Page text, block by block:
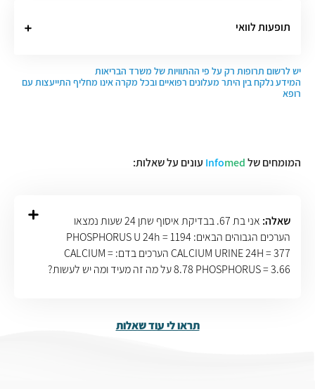
תופעות לוואי
יש לרשום תרופות רק על פי ההתוויות של משרד הבריאות
המידע נלקח בין היתר מעלונים רפואיים ובכל מקרה אינו מחליף התייעצות עם
רופא
המומחים של Infomed עונים על שאלות:
שאלה:
אני בת 67. בבדיקת איסוף שתן 24 שעות נמצאו
הערכים הגבוהים הבאים: PHOSPHORUS U 24h = 1194
CALCIUM URINE 24H = 377 הערכים בדם: CALCIUM =
8.78 PHOSPHORUS = 3.66 על מה זה מעיד ומה יש לעשות?
תראו לי עוד שאלות